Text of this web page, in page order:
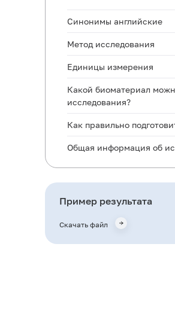
Синонимы английские
Метод исследования
Единицы измерения
Какой биоматериал
исследования?
Как правильно
Общая информация об
Для чего используется
Пример результата
Скачать файл